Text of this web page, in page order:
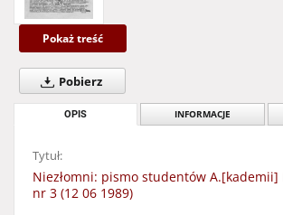
Pokaż treść
Pobierz
OPIS INFORMACJE
Tytuł:
Niezłomni: pismo studentów
nr 3 (12 06 1989)